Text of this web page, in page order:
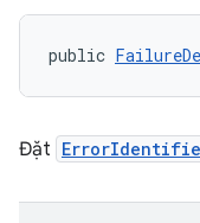
public
Đặt